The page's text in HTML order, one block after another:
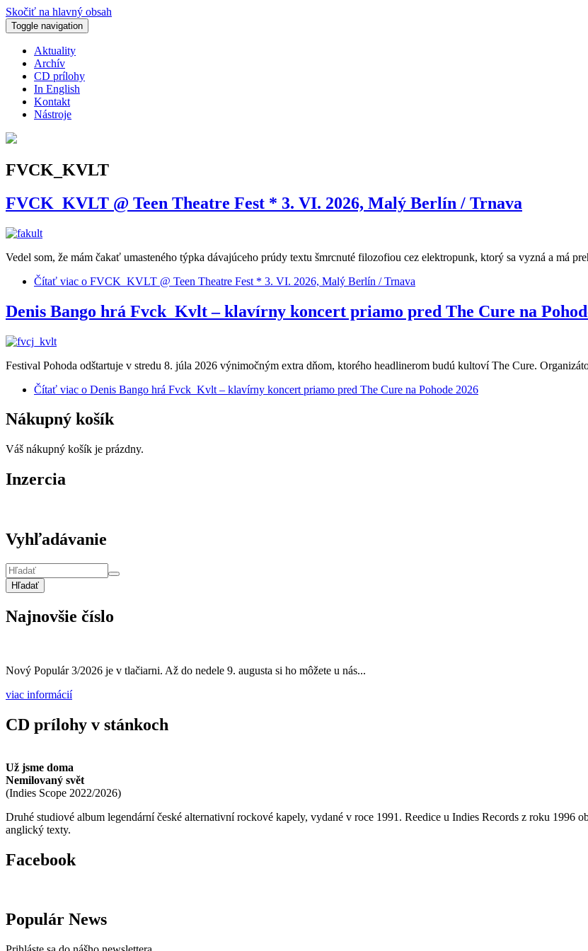
Skočiť na hlavný obsah
Toggle navigation
Aktuality
Archív
CD prílohy
In English
Kontakt
Nástroje
FVCK_KVLT
FVCK_KVLT @ Teen Theatre Fest * 3. VI. 2026, Malý Berlín / Trnava
Vedel som, že mám čakať umasteného týpka dávajúceho prúdy textu šmrcnuté filozofiou cez elektropunk, ktorý sa vyzná a má
Čítať viac o FVCK_KVLT @ Teen Theatre Fest * 3. VI. 2026, Malý Berlín / Trnava
Denis Bango hrá Fvck_Kvlt – klavírny koncert priamo pred The Cure na
Festival Pohoda odštartuje v stredu 8. júla 2026 výnimočným extra dňom, ktorého headlinerom budú kultoví The Cure.
Čítať viac o Denis Bango hrá Fvck_Kvlt – klavírny koncert priamo pred The Cure na Pohode 2026
Nákupný košík
Váš nákupný košík je prázdny.
Inzercia
Vyhľadávanie
Hľadať
Najnovšie číslo
Nový Populár 3/2026 je v tlačiarni. Až do nedele 9. augusta si ho môžete u nás...
viac informácií
CD prílohy v stánkoch
Už jsme doma
Nemilovaný svět
(Indies Scope 2022/2026)
Druhé studiové album legendární české alternativní rockové kapely, vydané v roce 1991. Reedice u Indies Records z roku 1996
anglický texty.
Facebook
Populár News